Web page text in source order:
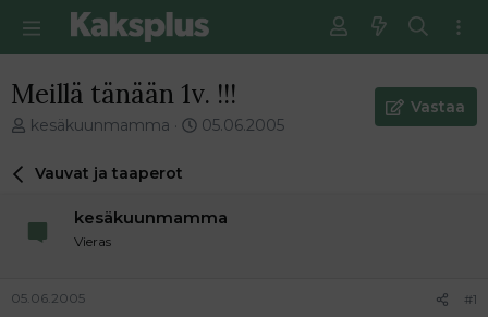
Meillä tänään 1v. !!!
V
e
i
t
kesäkuunmamma
E
m
05.06.2005
Vastaa
Vauvat ja taaperot
kesäkuunmamma
Vieras
05.06.2005 #1